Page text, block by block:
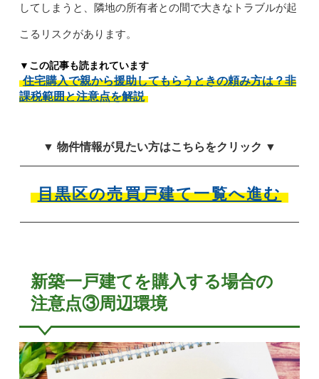
してしまうと、隣地の所有者との間で大きなトラブルが起
こるリスクがあります。
▼この記事も読まれています
住宅購入で親から援助してもらうときの頼み方は？非
課税範囲と注意点を解説
▼ 物件情報が見たい方はこちらをクリック ▼
目黒区の売買戸建て一覧へ進む
新築一戸建てを購入する場合の
注意点③周辺環境